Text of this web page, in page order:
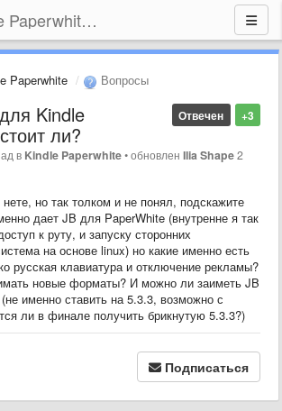
Kindle, Kindle Paperwhite, Kindle Voyage
Paperwhite Вопросы
+3
Отвечен
Kindle
ли?
в Kindle Paperwhite•обновленIlia Shape2
но так толком и не понял, подскажите
дает JB для PaperWhite (внутренне я так
к руту, и запуску сторонних
на основе linux) но какие именно есть
русская клавиатура и отключение рекламы?
новые форматы? И можно ли заиметь JB
именно ставить на 5.3.3, возможно с
ли в финале получить брикнутую 5.3.3?)
Подписаться